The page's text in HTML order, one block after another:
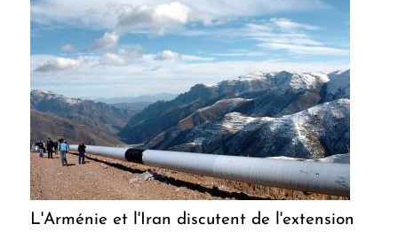
L'Arménie et l'Iran discutent de l'extension